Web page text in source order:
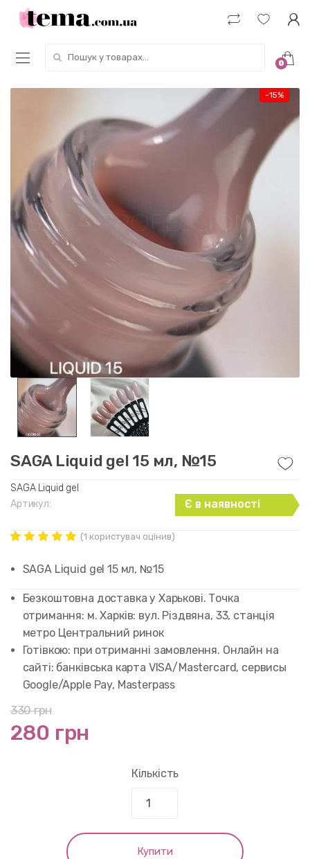
0
-15%
SAGA Liquid gel 15 мл, №15
SAGA Liquid gel
Артикул:
Є в наявності
5.00 out of
5 based on
rating
(1 користувач оцінив)
SAGA Liquid gel 15 мл, №15
Безкоштовна доставка у Харькові. Точка
отримання: м. Харків: вул. Різдвяна, 33, станція
метро Центральний ринок
Готівкою: при отриманні замовлення. Онлайн на
сайті: банківська карта VISA/Mastercard, сервисы
Google/Apple Pay, Masterpass
330грн
280 грн
Кількість
Купити